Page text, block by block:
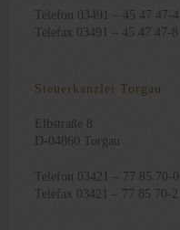
Telefon 03491 – 45 47 47-4
Telefax 03491 – 45 47 47-8
Steuerkanzlei Torgau
Elbstraße 8
D-04860 Torgau
Telefon 03421 – 77 85 70-0
Telefax 03421 – 77 85 70-2